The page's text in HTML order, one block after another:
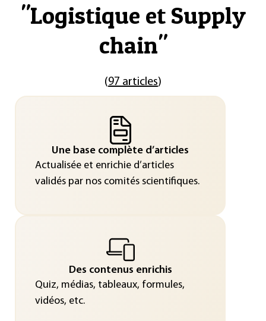
"Logistique et Supply
chain"
(97 articles)
Une base complète d’articles
Actualisée et enrichie d’articles
validés par nos comités scientifiques.
Des contenus enrichis
Quiz, médias, tableaux, formules,
vidéos, etc.